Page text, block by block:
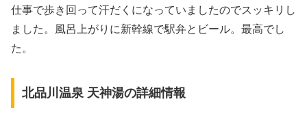
仕事で歩き回って汗だくになっていましたのでスッキリし
ました。風呂上がりに新幹線で駅弁とビール。最高でし
た。
北品川温泉 天神湯の詳細情報